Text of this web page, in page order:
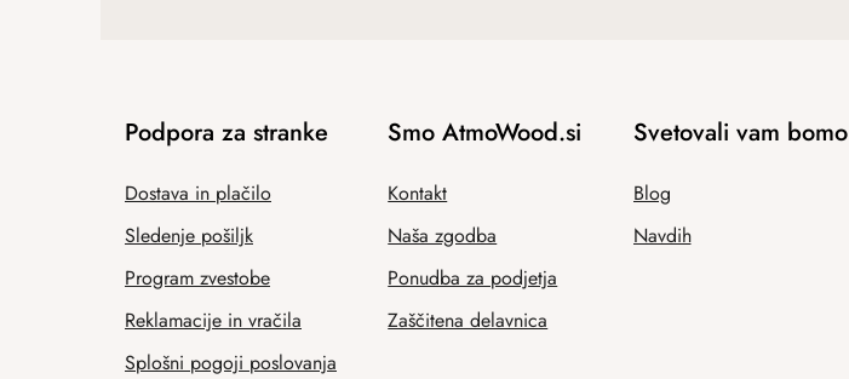
Podpora za stranke
Dostava in plačilo
Sledenje pošiljk
Program zvestobe
Reklamacije in vračila
Splošni pogoji poslovanja
Smo AtmoWood.si
Kontakt
Naša zgodba
Ponudba za podjetja
Zaščitena delavnica
Svetovali vam bomo
Blog
Navdih